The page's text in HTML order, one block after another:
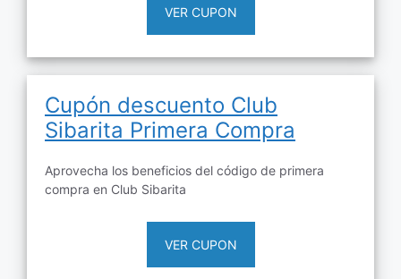
VER CUPON
Cupón descuento Club
Sibarita Primera Compra
Aprovecha los beneficios del código de primera
compra en Club Sibarita
VER CUPON